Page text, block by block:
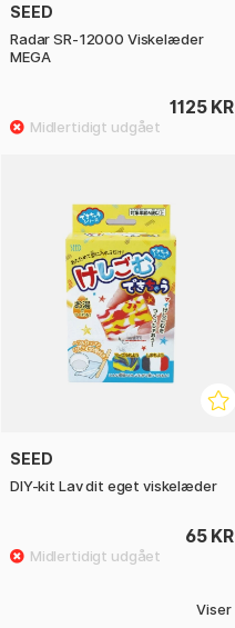
SEED
Radar SR-12000 Viskelæder
MEGA
1125 KR
SEED
DIY-kit Lav dit eget viskelæder
65 KR
Viser